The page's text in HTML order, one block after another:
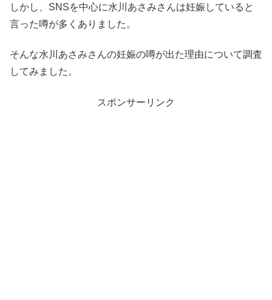
しかし、SNSを中心に水川あさみさんは妊娠していると
言った噂が多くありました。
そんな水川あさみさんの妊娠の噂が出た理由について調査
してみました。
スポンサーリンク